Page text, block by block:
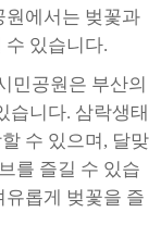
원에서는 벚꽃과
수 있습니다.
민공원은 부산의
습니다. 삼락생태
수 있으며, 달맞
를 즐길 수 있습
롭게 벚꽃을 즐